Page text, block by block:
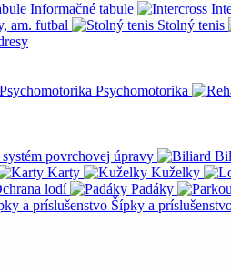
Informačné tabule
am. futbal Stolný tenis
Psychomotorika
povrchovej úpravy
Karty Kuželky
lodí Padáky
Šípky a